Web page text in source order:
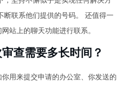
断联系他们提供的号码。 还值得一
站上的聊天功能进行联系。
查需要多长时间？
用来提交申请的办公室、你发送的